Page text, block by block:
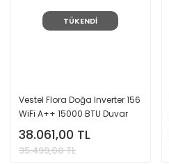
TÜKENDİ
Vestel Flora Doğa Inverter 156
WiFi A++ 15000 BTU Duvar
Tipi Klima
38.061,00 TL
35.499,00 TL